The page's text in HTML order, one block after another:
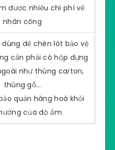
được nhiều chi phí về
nhân công
để chèn lót bảo vệ
cần phải có hộp đựng
như thùng carton,
thùng gỗ…
quản hàng hoá khỏi
của độ ẩm